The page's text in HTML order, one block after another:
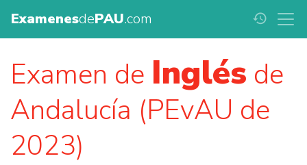
ExamenesdePAU.com history
Examen de Inglés de
Andalucía (PEvAU de
2023)